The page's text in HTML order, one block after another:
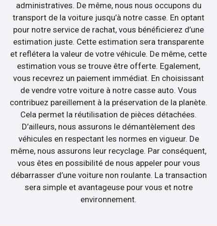
administratives. De même, nous nous occupons du
transport de la voiture jusqu’à notre casse. En optant
pour notre service de rachat, vous bénéficierez d’une
estimation juste. Cette estimation sera transparente
et reflétera la valeur de votre véhicule. De même, cette
estimation vous se trouve être offerte. Egalement,
vous recevrez un paiement immédiat. En choisissant
de vendre votre voiture à notre casse auto. Vous
contribuez pareillement à la préservation de la planète.
Cela permet la réutilisation de pièces détachées.
D’ailleurs, nous assurons le démantèlement des
véhicules en respectant les normes en vigueur. De
même, nous assurons leur recyclage. Par conséquent,
vous êtes en possibilité de nous appeler pour vous
débarrasser d’une voiture non roulante. La transaction
sera simple et avantageuse pour vous et notre
environnement.